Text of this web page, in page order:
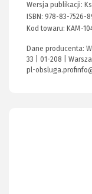
Wersja publikacji:
ISBN: 978-83-7526-
Kod towaru: KAM-
Dane producenta:
33 | 01-208 |
pl-